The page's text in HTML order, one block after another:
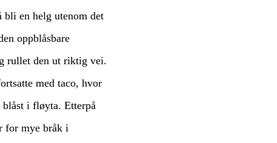
bli en helg utenom det
oppblåsbare
rullet den ut riktig vei.
med taco, hvor
blåst i fløyta. Etterpå
for mye bråk i